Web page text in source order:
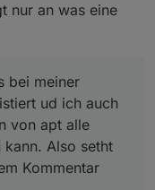
nur an was eine
bei meiner
ud ich auch
von apt alle
kann. Also setht
Kommentar